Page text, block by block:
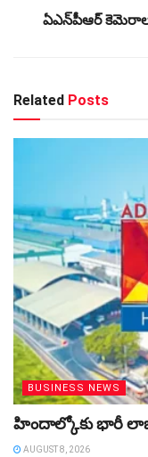
ఏఎన్‌పీఆర్
Related Posts
BUSINESS NEWS
హిందాల్కోకు భారీ
AUGUST 8, 2026